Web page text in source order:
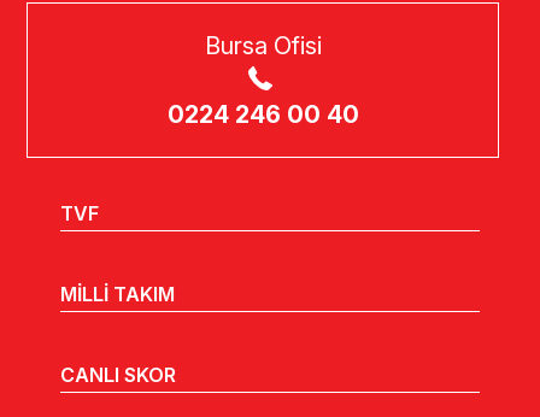
Bursa Ofisi
0224 246 00 40
TVF
MİLLİ TAKIM
CANLI SKOR